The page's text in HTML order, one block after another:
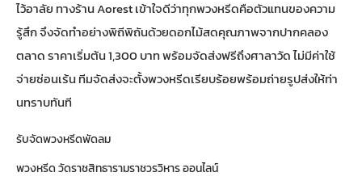
ไว้อาลัย ทางร้าน Aorest เข้าใจดีว่าทุกพวงหรีดคือตัวแทนของความ
รู้สึก จึงจัดทำอย่างพิถีพิถันด้วยดอกไม้สดคุณภาพจากปากคลอง
ตลาด ราคาเริ่มต้น 1,300 บาท พร้อมจัดส่งฟรีถึงศาลาวัด ไม่มีค่าใช้
จ่ายซ่อนเร้น ทีมจัดส่งจะตั้งพวงหรีดเรียบร้อยพร้อมถ่ายรูปส่งให้ท่า
นทราบทันที
รับจัดพวงหรีดพัดลม
พวงหรีด วัดราชสิทธารามราชวรวิหาร ออนไลน์